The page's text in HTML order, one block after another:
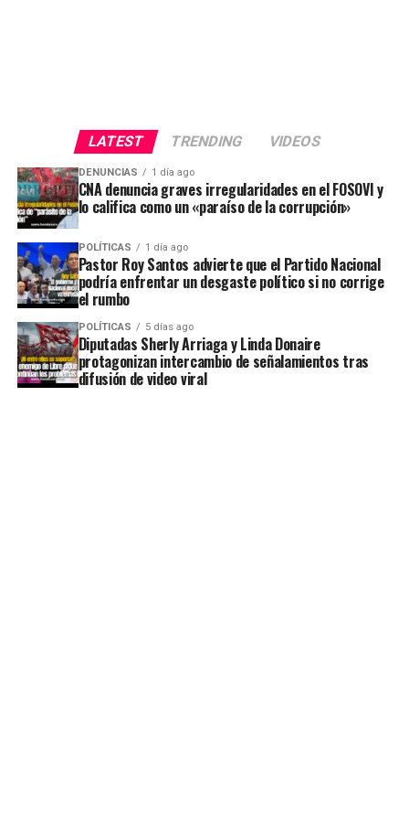
LATEST TRENDING VIDEOS
DENUNCIAS 1 día ago
CNA denuncia graves irregularidades en el FOSOVI y
lo califica como un «paraíso de la corrupción»
POLÍTICAS 1 día ago
Pastor Roy Santos advierte que el Partido Nacional
podría enfrentar un desgaste político si no corrige
el rumbo
POLÍTICAS 5 días ago
Diputadas Sherly Arriaga y Linda Donaire
protagonizan intercambio de señalamientos tras
difusión de video viral